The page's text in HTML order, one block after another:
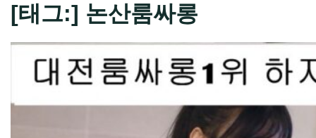
[태그:] 논산룸싸롱